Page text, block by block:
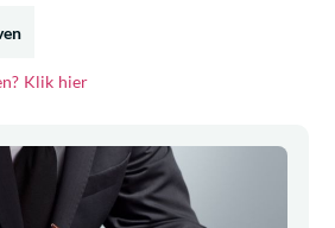
Klik hier